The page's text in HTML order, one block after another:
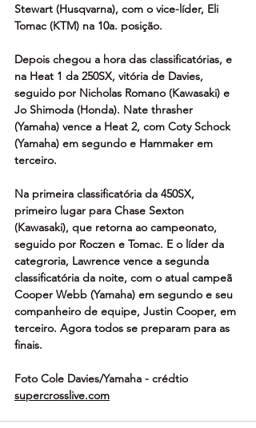
Stewart (Husqvarna), com o vice-líder, Eli
Tomac (KTM) na 10a. posição.
Depois chegou a hora das classificatórias, e
na Heat 1 da 250SX, vitória de Davies,
seguido por Nicholas Romano (Kawasaki) e
Jo Shimoda (Honda). Nate thrasher
(Yamaha) vence a Heat 2, com Coty Schock
(Yamaha) em segundo e Hammaker em
terceiro.
Na primeira classificatória da 450SX,
primeiro lugar para Chase Sexton
(Kawasaki), que retorna ao campeonato,
seguido por Roczen e Tomac. E o líder da
categroria, Lawrence vence a segunda
classificatória da noite, com o atual campeã
Cooper Webb (Yamaha) em segundo e seu
companheiro de equipe, Justin Cooper, em
terceiro. Agora todos se preparam para as
finais.
Foto Cole Davies/Yamaha - crédtio
supercrosslive.com